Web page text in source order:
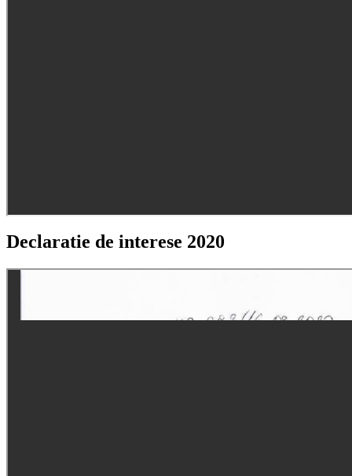
Declaratie de interese 2020